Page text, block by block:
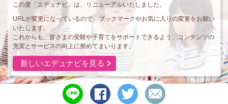
この度「エデュナビ」は、リニューアルいたしました。
URLが変更になっているので、ブックマークやお気に入りの変更をお願い
いたします。
これからも、皆さまの受験や子育てをサポートできるよう、コンテンツの
充実とサービスの向上に努めてまいります。
新しいエデュナビを見る
line
で
シ
ェ
ツ
イ
メ
ー